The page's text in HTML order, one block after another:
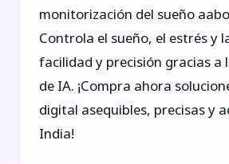
monitorización del sueño
Controla el sueño, el estrés y
facilidad y precisión gracias a
de IA. ¡Compra ahora
digital asequibles, precisas y
India!